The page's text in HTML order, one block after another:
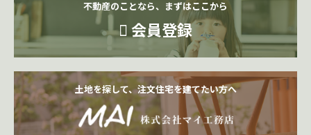
不動産のことなら、まずはここから
会員登録
土地を探して、注文住宅を建てたい方へ